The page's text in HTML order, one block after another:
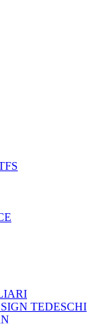
TEDESCHI